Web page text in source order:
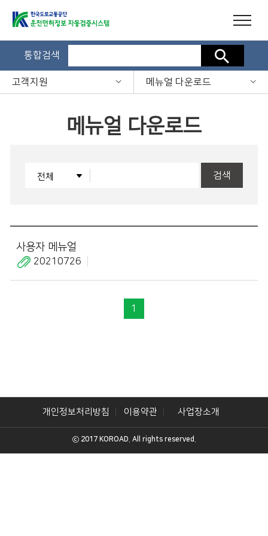
통합검색 검색
고객지원 메뉴얼 다운로드
메뉴얼 다운로드
검색
사용자 메뉴얼
20210726
1
개인정보처리방침 이용약관 사업장소개
ⓒ 2017 KOROAD. All rights reserved.